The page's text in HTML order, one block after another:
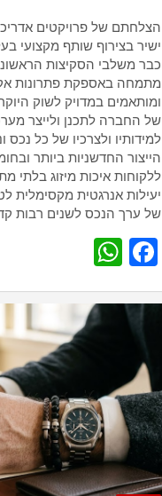
הצלחתם של פרויקטים
ישיר בצירוף שותף מקצועי
כבר משלבי הסקיצות
מתמחה באספקת פתרונות
ומותאמים במדויק לשוק
של החברה לתכנן ולייצר
למידותיו ולצרכיו של כל נכס
הייצור החדשניות ביותר
ללקוחות איכות מיזוג
יעילות אנרגטית מקסימלית
של ערך הנכס לשנים רבות
F
ce
o
k
at
s
p
p